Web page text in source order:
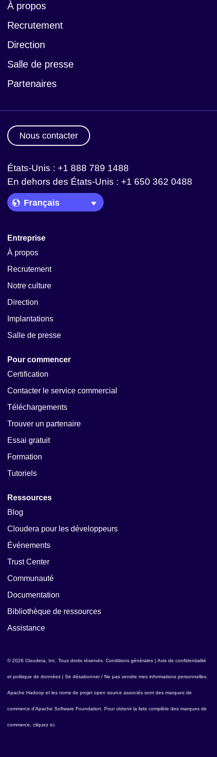
À propos
Recrutement
Direction
Salle de presse
Partenaires
Nous contacter
États-Unis : +1 888 789 1488
En dehors des États-Unis : +1 650 362 0488
Language Picker
Entreprise
À propos
Recrutement
Notre culture
Direction
Implantations
Salle de presse
Pour commencer
Certification
Contacter le service commercial
Téléchargements
Trouver un partenaire
Essai gratuit
Formation
Tutoriels
Ressources
Blog
Cloudera pour les développeurs
Événements
Trust Center
Communauté
Documentation
Bibliothèque de ressources
Assistance
© 2026 Cloudera, Inc. Tous droits réservés. Conditions générales Avis de confidentialité
et politique de données Se désabonner / Ne pas vendre mes informations personnelles.
Apache Hadoop et les noms de projet open source associés sont des marques de
commerce d'Apache Software Foundation. Pour obtenir la liste complète des marques de
commerce, cliquez ici.